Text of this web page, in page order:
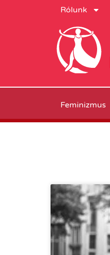
Rólunk
Feminizmus